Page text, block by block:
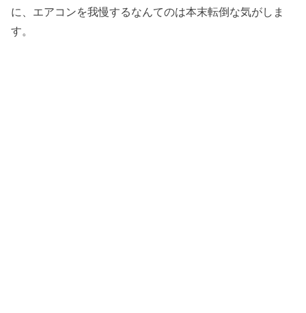
に、エアコンを我慢するなんてのは本末転倒な気がしま
す。